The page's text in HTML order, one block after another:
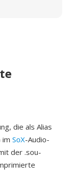
die als Alias
im SoX-Audio-
der .sou-